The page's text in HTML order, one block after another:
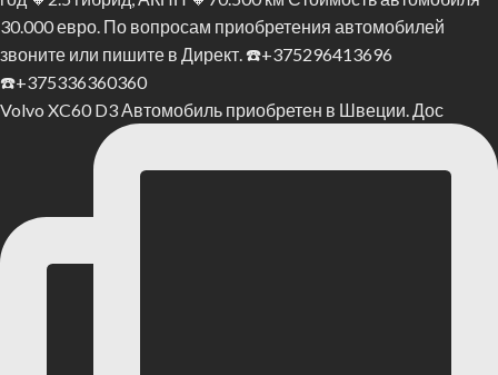
Volvo XC60 D3 Автомобиль приобретен в Швеции. Дос